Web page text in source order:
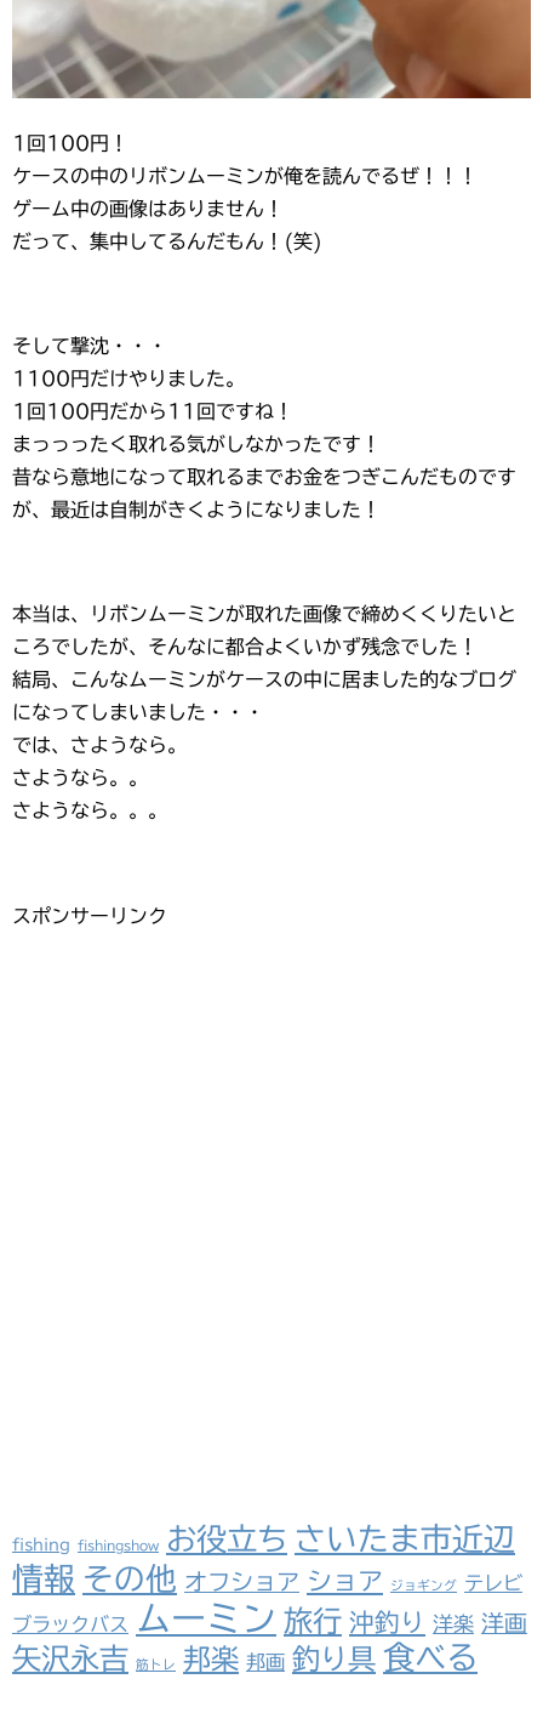
1回100円！
ケースの中のリボンムーミンが俺を読んでるぜ！！！
ゲーム中の画像はありません！
だって、集中してるんだもん！(笑)
そして撃沈・・・
1100円だけやりました。
1回100円だから11回ですね！
まっっったく取れる気がしなかったです！
昔なら意地になって取れるまでお金をつぎこんだものです
が、最近は自制がきくようになりました！
本当は、リボンムーミンが取れた画像で締めくくりたいと
ころでしたが、そんなに都合よくいかず残念でした！
結局、こんなムーミンがケースの中に居ました的なブログ
になってしまいました・・・
では、さようなら。
さようなら。。
さようなら。。。
スポンサーリンク
fishing fishingshow お役立ち さいたま市近辺
情報 その他 オフショア ショア ジョギング テレビ
ブラックバス ムーミン 旅行 沖釣り 洋楽 洋画
矢沢永吉 筋トレ 邦楽 邦画 釣り具 食べる